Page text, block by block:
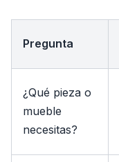
Pregunta
¿Qué pieza o
mueble
necesitas?